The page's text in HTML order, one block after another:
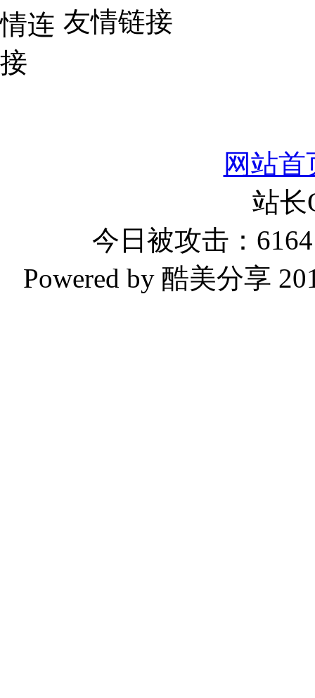
友情链接
网站首
站
今日被攻击：
Powered by 酷美分享